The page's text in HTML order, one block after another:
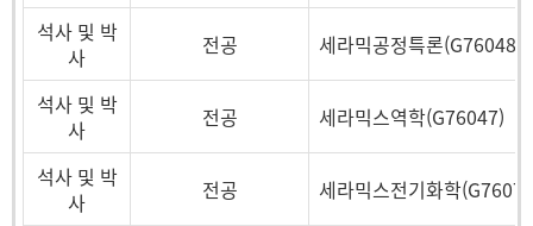
석사 및 박
사
전공 세라믹공정특론(G76048)
석사 및 박
사
전공 세라믹스역학(G76047)
석사 및 박
사
전공 세라믹스전기화학